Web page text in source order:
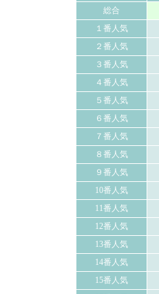
総合
１番人気
２番人気
３番人気
４番人気
５番人気
６番人気
７番人気
８番人気
９番人気
10番人気
11番人気
12番人気
13番人気
14番人気
15番人気